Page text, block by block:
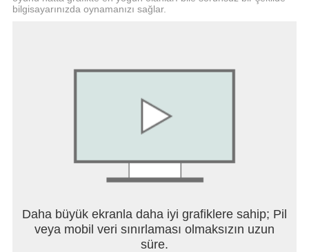
bilgisayarınızda oynamanızı sağlar.
Daha büyük ekranla daha iyi grafiklere sahip; Pil
veya mobil veri sınırlaması olmaksızın uzun
süre.